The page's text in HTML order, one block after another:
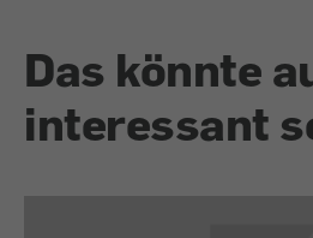
Das könnte
interessant